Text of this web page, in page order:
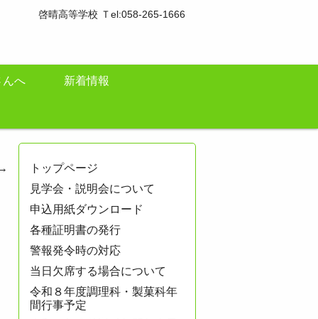
啓晴高等学校 Ｔel:058-265-1666
んへ 新着情報
トップページ
見学会・説明会について
申込用紙ダウンロード
各種証明書の発行
警報発令時の対応
当日欠席する場合について
令和８年度調理科・製菓科年
間行事予定